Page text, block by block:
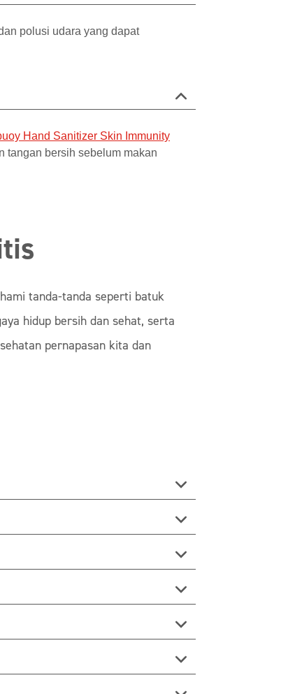
polusi udara yang dapat
Hand Sanitizer Skin Immunity
tangan bersih sebelum makan
tanda-tanda seperti batuk
hidup bersih dan sehat, serta
pernapasan kita dan